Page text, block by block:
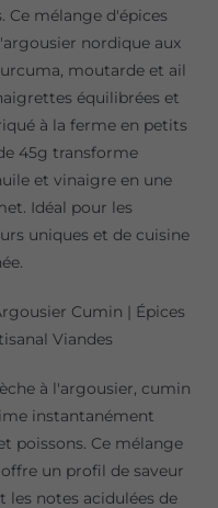
Ce mélange d'épices
nordique aux
moutarde et ail
équilibrées et
à la ferme en petits
45g transforme
et vinaigre en une
Idéal pour les
uniques et de cuisine
Cumin | Épices
Viandes
à l'argousier, cumin
instantanément
poissons. Ce mélange
un profil de saveur
les notes acidulées de